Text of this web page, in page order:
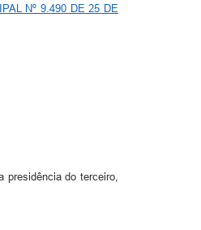
Nº 9.490 DE 25 DE
presidência do terceiro,